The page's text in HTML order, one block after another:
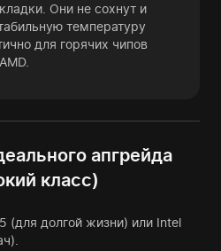
Они не сохнут и
температуру
для горячих чипов
апгрейда
класс)
(для долгой жизни) или Intel